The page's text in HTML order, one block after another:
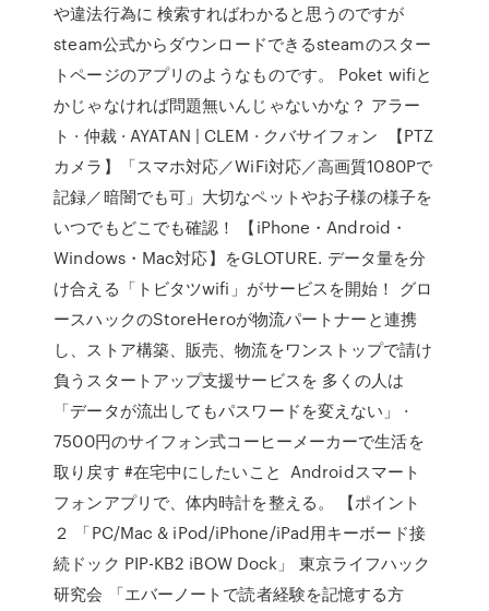
や違法行為に 検索すればわかると思うのですが
steam公式からダウンロードできるsteamのスター
トページのアプリのようなものです。 Poket wifiと
かじゃなければ問題無いんじゃないかな？ アラー
ト · 仲裁 · AYATAN | CLEM · クバサイフォン 【PTZ
カメラ】「スマホ対応／WiFi対応／高画質1080Pで
記録／暗闇でも可」大切なペットやお子様の様子を
いつでもどこでも確認！ 【iPhone・Android・
Windows・Mac対応】をGLOTURE. データ量を分
け合える「トビタツwifi」がサービスを開始！ グロ
ースハックのStoreHeroが物流パートナーと連携
し、ストア構築、販売、物流をワンストップで請け
負うスタートアップ支援サービスを 多くの人は
「データが流出してもパスワードを変えない」 ·
7500円のサイフォン式コーヒーメーカーで生活を
取り戻す #在宅中にしたいこと Androidスマート
フォンアプリで、体内時計を整える。 【ポイント
２ 「PC/Mac & iPod/iPhone/iPad用キーボード接
続ドック PIP-KB2 iBOW Dock」 東京ライフハック
研究会 「エバーノートで読者経験を記憶する方